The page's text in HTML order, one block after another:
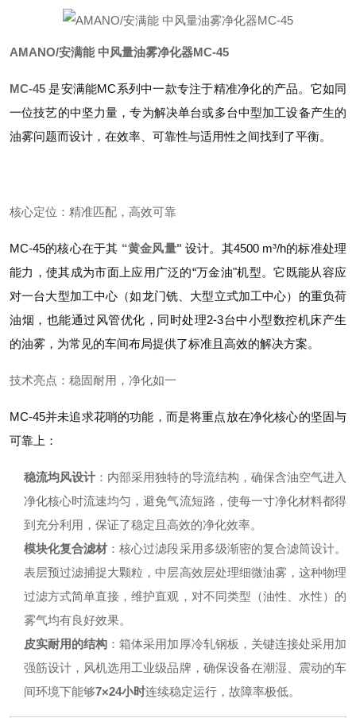
AMANO/安满能 中风量油雾净化器MC-45
MC-45 是安满能MC系列中一款专注于精准净化的产品。它如同
一位技艺的中坚力量，专为解决单台或多台中型加工设备产生的
油雾问题而设计，在效率、可靠性与适用性之间找到了平衡。
核心定位：精准匹配，高效可靠
MC-45的核心在于其 “黄金风量" 设计。其4500 m³/h的标准处理
能力，使其成为市面上应用广泛的“万金油"机型。它既能从容应
对一台大型加工中心（如龙门铣、大型立式加工中心）的重负荷
油烟，也能通过风管优化，同时处理2-3台中小型数控机床产生
的油雾，为常见的车间布局提供了标准且高效的解决方案。
技术亮点：稳固耐用，净化如一
MC-45并未追求花哨的功能，而是将重点放在净化核心的坚固与
可靠上：
稳流均风设计 ：内部采用独特的导流结构，确保含油空气进入
净化核心时流速均匀，避免气流短路，使每一寸净化材料都得
到充分利用，保证了稳定且高效的净化效率。
模块化复合滤材 ：核心过滤段采用多级渐密的复合滤筒设计。
表层预过滤捕捉大颗粒，中层高效层处理细微油雾，这种物理
过滤方式简单直接，维护直观，对不同类型（油性、水性）的
雾气均有良好效果。
皮实耐用的结构 ：箱体采用加厚冷轧钢板，关键连接处采用加
强筋设计，风机选用工业级品牌，确保设备在潮湿、震动的车
间环境下能够7×24小时连续稳定运行，故障率极低。